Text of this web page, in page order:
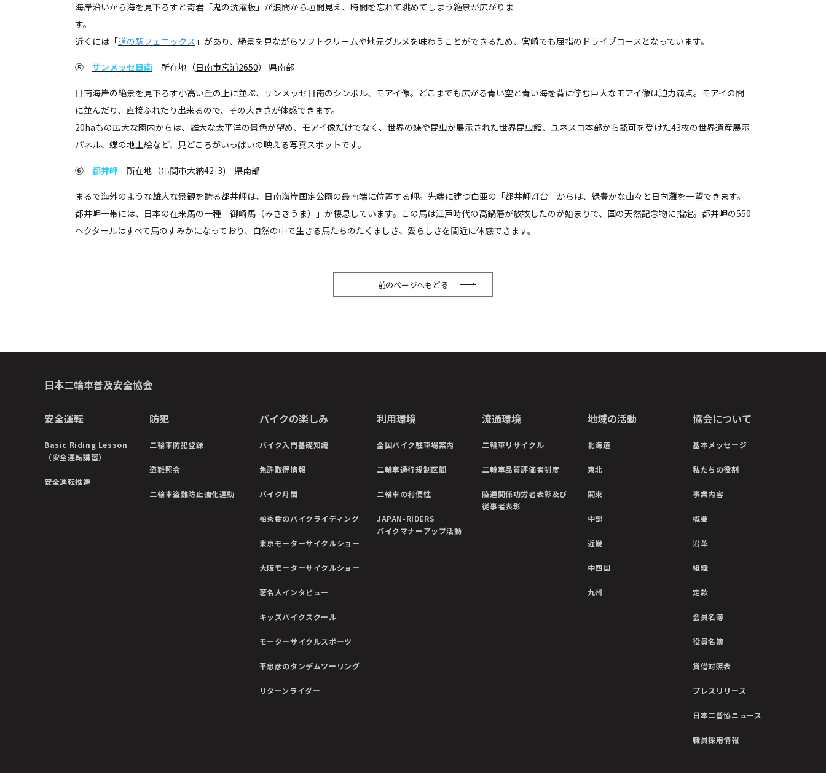
海岸沿いから海を見下ろすと奇岩「鬼の洗濯板」が浪間から垣間見え、時間を忘れて眺めてしまう絶景が広がりま
す。
近くには「道の駅フェニックス 」があり、絶景を見ながらソフトクリームや地元グルメを味わうことができるため、宮崎でも屈指のドライブコースとなっています。
⑤ サンメッセ日南 所在地（日南市宮浦2650） 県南部
日南海岸の絶景を見下ろす小高い丘の上に並ぶ、サンメッセ日南のシンボル、モアイ像。どこまでも広がる青い空と青い海を背に佇む巨大なモアイ像は迫力満点。モアイの間
に並んだり、直接ふれたり出来るので、その大きさが体感できます。
20haもの広大な園内からは、雄大な太平洋の景色が望め、モアイ像だけでなく、世界の蝶や昆虫が展示された世界昆虫館、ユネスコ本部から認可を受けた43枚の世界遺産展示
パネル、蝶の地上絵など、見どころがいっぱいの映える写真スポットです。
⑥ 都井岬 所在地（串間市大納42-3) 県南部
まるで海外のような雄大な景観を誇る都井岬は、日南海岸国定公園の最南端に位置する岬。先端に建つ白亜の「都井岬灯台」からは、緑豊かな山々と日向灘を一望できます。
都井岬一帯には、日本の在来馬の一種「御崎馬（みさきうま）」が棲息しています。この馬は江戸時代の高鍋藩が放牧したのが始まりで、国の天然記念物に指定。都井岬の550
ヘクタールはすべて馬のすみかになっており、自然の中で生きる馬たちのたくましさ、愛らしさを間近に体感できます。
前のページへもどる
日本二輪車普及安全協会
安全運転
Basic Riding Lesson
（安全運転講習）
安全運転推進
防犯
二輪車防犯登録
盗難照会
二輪車盗難防止強化運動
バイクの楽しみ
バイク入門基礎知識
免許取得情報
バイク月間
柏秀樹のバイクライディング
東京モーターサイクルショー
大阪モーターサイクルショー
著名人インタビュー
キッズバイクスクール
モーターサイクルスポーツ
平忠彦のタンデムツーリング
リターンライダー
利用環境
全国バイク駐車場案内
二輪車通行規制区間
二輪車の利便性
JAPAN-RIDERS
バイクマナーアップ活動
流通環境
二輪車リサイクル
二輪車品質評価者制度
陸運関係功労者表彰及び
従事者表彰
地域の活動
北海道
東北
関東
中部
近畿
中四国
九州
協会について
基本メッセージ
私たちの役割
事業内容
概要
沿革
組織
定款
会員名簿
役員名簿
貸借対照表
プレスリリース
日本二普協ニュース
職員採用情報